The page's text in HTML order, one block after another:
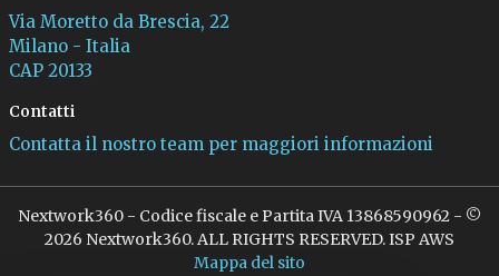
Via Moretto da Brescia, 22
Milano - Italia
CAP 20133
Contatti
Contatta il nostro team per maggiori informazioni
Nextwork360 - Codice fiscale e Partita IVA 13868590962 - ©
2026 Nextwork360. ALL RIGHTS RESERVED. ISP AWS
Mappa del sito